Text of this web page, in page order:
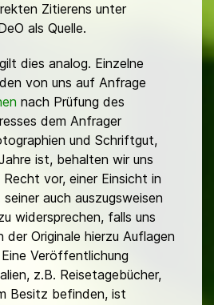
Zitierens unter
als Quelle.
dies analog. Einzelne
von uns auf Anfrage
nach Prüfung des
dem Anfrager
und Schriftgut,
ist, behalten wir uns
vor, einer Einsicht in
auch auszugsweisen
widersprechen, falls uns
der Originale hierzu Auflagen
Veröffentlichung
z.B. Reisetagebücher,
Besitz befinden, ist